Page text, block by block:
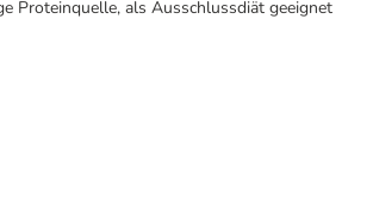
Proteinquelle, als Ausschlussdiät geeignet